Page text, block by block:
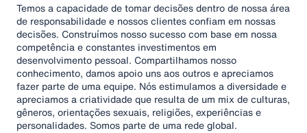
Temos a capacidade de tomar decisões dentro de nossa área
de responsabilidade e nossos clientes confiam em nossas
decisões. Construímos nosso sucesso com base em nossa
competência e constantes investimentos em
desenvolvimento pessoal. Compartilhamos nosso
conhecimento, damos apoio uns aos outros e apreciamos
fazer parte de uma equipe. Nós estimulamos a diversidade e
apreciamos a criatividade que resulta de um mix de culturas,
gêneros, orientações sexuais, religiões, experiências e
personalidades. Somos parte de uma rede global.